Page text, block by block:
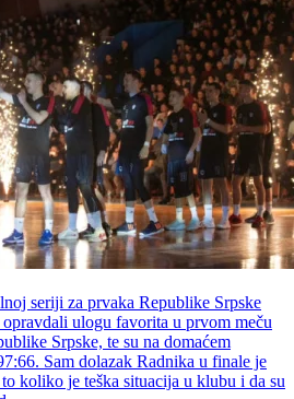
seriji za prvaka Republike Srpske
ulogu favorita u prvom meču
Srpske, te su na domaćem
Sam dolazak Radnika u finale je
koliko je teška situacija u klubu i da su